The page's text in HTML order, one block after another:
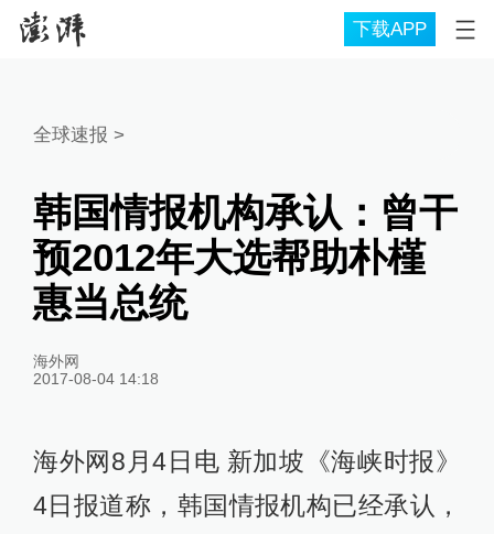
下载APP
全球速报 >
韩国情报机构承认：曾干
预2012年大选帮助朴槿
惠当总统
海外网
2017-08-04 14:18
海外网8月4日电 新加坡《海峡时报》
4日报道称，韩国情报机构已经承认，